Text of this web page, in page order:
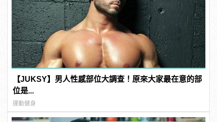
【JUKSY】男人性感部位大調查！原來大家最在意的部
位是...
運動健身